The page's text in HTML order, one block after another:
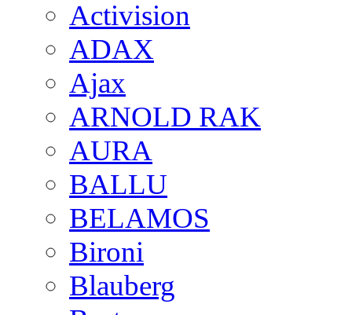
Activision
ADAX
Ajax
ARNOLD RAK
AURA
BALLU
BELAMOS
Bironi
Blauberg